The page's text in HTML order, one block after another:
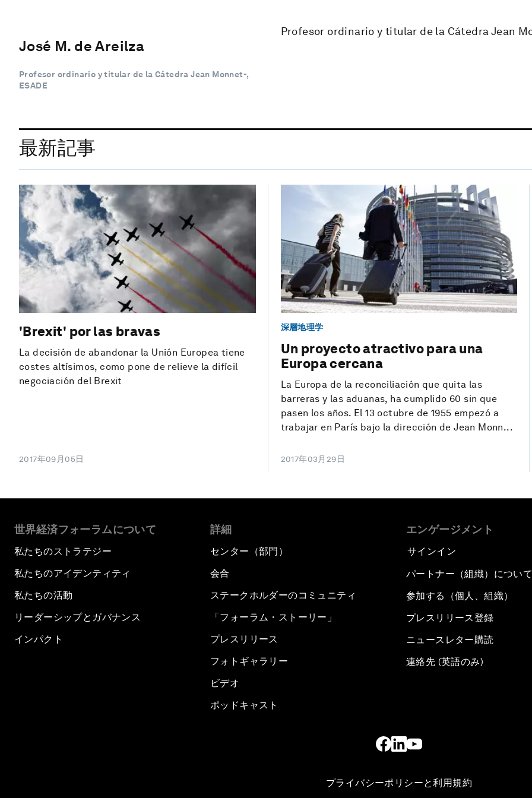
José M. de Areilza
Profesor ordinario y titular de la Cátedra Jean Monnet-,
ESADE
Profesor ordinario y titular de la Cátedra Jean
最新記事
'Brexit' por las bravas
La decisión de abandonar la Unión Europea tiene
costes altísimos, como pone de relieve la difícil
negociación del Brexit
2017年09月05日
深層地理学
Un proyecto atractivo para una
Europa cercana
La Europa de la reconciliación que quita las
barreras y las aduanas, ha cumplido 60 sin que
pasen los años. El 13 octubre de 1955 empezó a
trabajar en París bajo la dirección de Jean Monn...
2017年03月29日
世界経済フォーラムについて
私たちのストラテジー
私たちのアイデンティティ
私たちの活動
リーダーシップとガバナンス
インパクト
詳細
センター（部門）
会合
ステークホルダーのコミュニティ
「フォーラム・ストーリー」
プレスリリース
フォトギャラリー
ビデオ
ポッドキャスト
エンゲージメント
サインイン
パートナー（組織）につい
参加する（個人、組織）
プレスリリース登録
ニュースレター購読
連絡先 (英語のみ)
プライバシーポリシーと利用規約